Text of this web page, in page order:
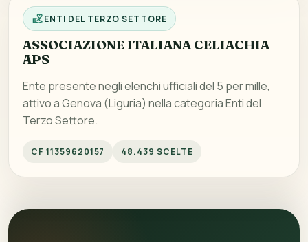
ENTI DEL TERZO SETTORE
ASSOCIAZIONE ITALIANA CELIACHIA
APS
Ente presente negli elenchi ufficiali del 5 per mille,
attivo a Genova (Liguria) nella categoria Enti del
Terzo Settore.
CF 11359620157 48.439 SCELTE